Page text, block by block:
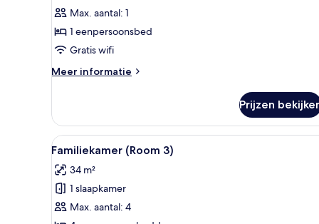
Max. aantal: 1
1 eenpersoonsbed
Gratis wifi
Meer informatie
Meer
Prijzen
Alle
foto's
voor
Familiekamer
(Room
Familiekamer (Room 3) |
6
Familiekamer (Room 3)
34 m²
1 slaapkamer
Max. aantal: 4